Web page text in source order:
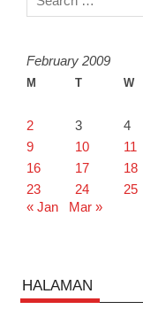
February 2009
M T W
2
3 4
9
10 11
16
17 18
23
24 25
« Jan
Mar »
HALAMAN